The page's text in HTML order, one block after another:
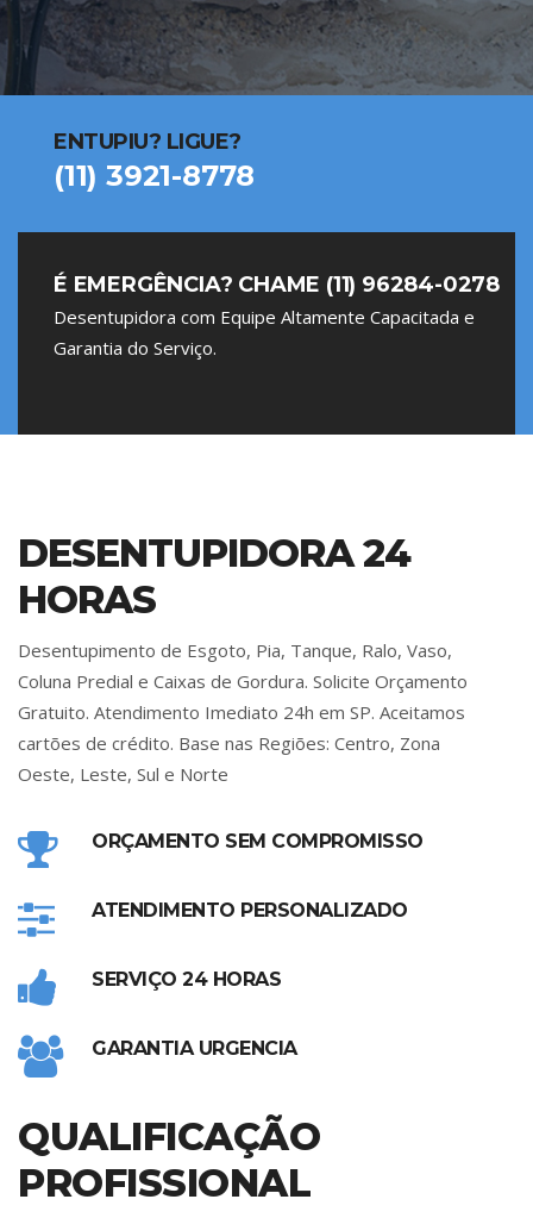
ENTUPIU? LIGUE?
(11) 3921-8778
É EMERGÊNCIA? CHAME (11) 96284-0278
Desentupidora com Equipe Altamente Capacitada e
Garantia do Serviço.
DESENTUPIDORA 24
HORAS
Desentupimento de Esgoto, Pia, Tanque, Ralo, Vaso,
Coluna Predial e Caixas de Gordura. Solicite Orçamento
Gratuito. Atendimento Imediato 24h em SP. Aceitamos
cartões de crédito. Base nas Regiões: Centro, Zona
Oeste, Leste, Sul e Norte
ORÇAMENTO SEM COMPROMISSO
ATENDIMENTO PERSONALIZADO
SERVIÇO 24 HORAS
GARANTIA URGENCIA
QUALIFICAÇÃO
PROFISSIONAL